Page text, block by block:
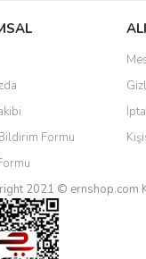
Ürün resmi kalitesiz, bozuk
Ürün açıklamasında
Ürün bilgilerinde hatalar
Ürün fiyatı diğer sitelerden
Bu ürüne benzer farklı
Formu
2021 © ernshop.com